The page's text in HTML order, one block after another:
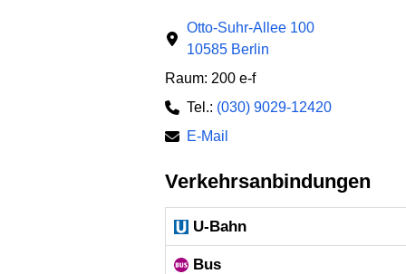
Otto-Suhr-Allee 100
10585 Berlin
Raum: 200 e-f
Tel.: (030) 9029-12420
E-Mail
Verkehrsanbindungen
U-Bahn
Bus